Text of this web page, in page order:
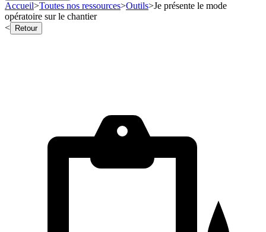
Accueil>Toutes nos ressources>Outils>Je présente le mode
opératoire sur le chantier
<
Retour